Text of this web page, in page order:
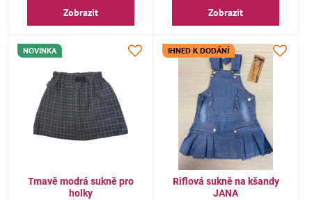
Zobrazit Zobrazit
NOVINKA
Tmavě modrá sukně pro
holky
IHNED K DODÁNÍ
Riflová sukně na kšandy
JANA